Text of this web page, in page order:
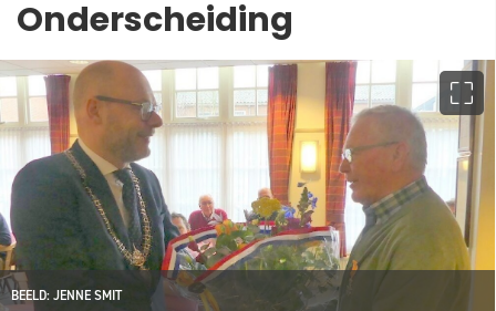
Onderscheiding
BEELD: JENNE SMIT